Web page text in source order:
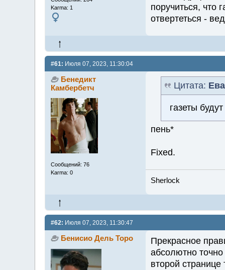
Karma: 1
поручиться, что
отвертеться -
#61: Июля 07, 2023, 11:30:04
Бенедикт
Камбербетч
Сообщений: 76
Karma: 0
Цитата:
газеты
пень*
Fixed.
Sherlock
#62: Июля 07, 2023, 11:30:47
Бенисио Дель Торо
Прекрасное
абсолютно
второй